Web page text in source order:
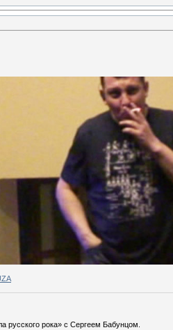
русского рока» с Сергеем Бабунцом.